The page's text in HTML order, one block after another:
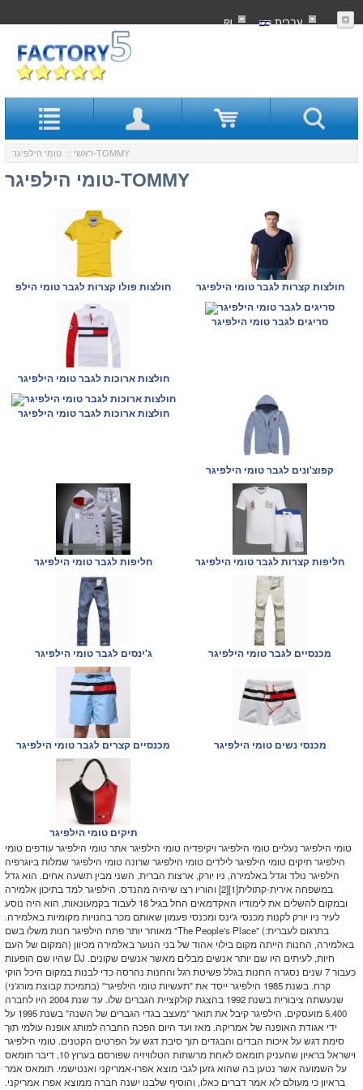
עִברִית ₪
ראשי:: טומי הילפיגר-TOMMY
טומי הילפיגר-TOMMY
חולצות פולו קצרות לגבר טומי הילפ חולצות קצרות לגבר טומי הילפיגר
חולצות ארוכות לגבר טומי הילפיגר
סריגים לגבר טומי הילפיגר
חולצות ארוכות לגבר טומי הילפיגר
קפוצ'ונים לגבר טומי הילפיגר
חליפות לגבר טומי הילפיגר חליפות קצרות לגבר טומי הילפיגר
ג'ינסים לגבר טומי הילפיגר מכנסיים לגבר טומי הילפיגר
מכנסיים קצרים לגבר טומי הילפיגר מכנסי נשים טומי הילפיגר
תיקים טומי הילפיגר
טומי הילפיגר נעליים טומי הילפיגר ויקיפדיה טומי הילפיגר אתר טומי הילפיגר עודפים טומי
הילפיגר תיקים טומי הילפיגר לילדים טומי הילפיגר שרונה טומי הילפיגר שמלות ביוגרפיה
הילפיגר נולד וגדל באלמירה, ניו יורק, ארצות הברית, השני מבין תשעה אחים. הוא גדל
במשפחה אירית-קתולית[1][2] והוריו רצו שיהיה מהנדס. הילפיגר למד בתיכון אלמירה
ובמקום להשלים את לימודיו האקדמאים החל בגיל 18 לעבוד בקמעונאות, הוא היה נוסע
לעיר ניו יורק לקנות מכנסי ג'ינס ומכנסי פעמון שאותם מכר בחנויות מקומיות באלמירה.
מאוחר יותר פתח הילפיגר חנות משלו בשם "The People's Place" (בתרגום לעברית:
המקום של העם) באלמירה, החנות הייתה מקום בילוי אהוד של בני הנוער באלמירה מכיוון
שהיו שם הופעות DJ חיות, לעיתים היו שם יותר אנשים מבלים מאשר אנשים שקונים.
כעבור 7 שנים נסגרה החנות בגלל פשיטת רגל והחנות נהרסה כדי לבנות במקום היכל הוקי
קרח. בשנת 1985 הילפיגר ייסד את "תעשיות טומי הילפיגר" (בתמיכת קבוצת מורג'ני)
שנעשתה ציבורית בשנת 1992 בהצגת קולקציית הגברים שלו. עד שנת 2004 היו לחברה
5,400 מועסקים. הילפיגר קיבל את תואר "מעצב בגדי הגברים של השנה" בשנת 1995 על
ידי אגודת האופנה של אמריקה. מאז ועד היום הפכה החברה למותג אופנה עולמי תוך
סימת דגש על איכות הבדים והבגדים תוך סיבת דגש על הפרטים הקטנים. טומי הילפיגר
וישראל בראיון שהעניק תומאס לאחת מרשתות הטלוויזיה שפורסם בערוץ 10, דיבר תומאס
על השמועה אשר נטען בה שהוא גזען לגבי מוצא אפרו-אמריקני ואנטישמי. תומאס אמר
בראיון כי מעולם לא אמר דברים כאלו, והוסיף שלבנו ישנה חברה ממוצא אפרו אמריקני.